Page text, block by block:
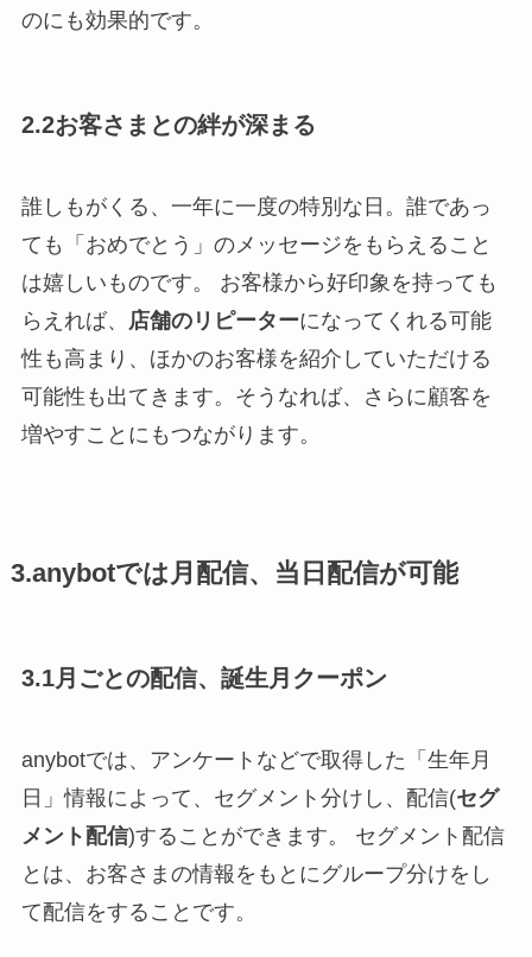
のにも効果的です。
2.2お客さまとの絆が深まる
誰しもがくる、一年に一度の特別な日。誰であっ
ても「おめでとう」のメッセージをもらえること
は嬉しいものです。 お客様から好印象を持っても
らえれば、 店舗のリピーターになってくれる可能
性も高まり、ほかのお客様を紹介していただける
可能性も出てきます。そうなれば、さらに顧客を
増やすことにもつながります。
3.anybotでは月配信、当日配信が可能
3.1月ごとの配信、誕生月クーポン
anybotでは、アンケートなどで取得した「生年月
日」情報によって、セグメント分けし、配信(セグ
メント配信)することができます。 セグメント配信
とは、お客さまの情報をもとにグループ分けをし
て配信をすることです。